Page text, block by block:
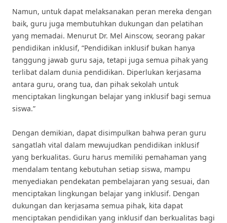
Namun, untuk dapat melaksanakan peran mereka dengan
baik, guru juga membutuhkan dukungan dan pelatihan
yang memadai. Menurut Dr. Mel Ainscow, seorang pakar
pendidikan inklusif, “Pendidikan inklusif bukan hanya
tanggung jawab guru saja, tetapi juga semua pihak yang
terlibat dalam dunia pendidikan. Diperlukan kerjasama
antara guru, orang tua, dan pihak sekolah untuk
menciptakan lingkungan belajar yang inklusif bagi semua
siswa.”
Dengan demikian, dapat disimpulkan bahwa peran guru
sangatlah vital dalam mewujudkan pendidikan inklusif
yang berkualitas. Guru harus memiliki pemahaman yang
mendalam tentang kebutuhan setiap siswa, mampu
menyediakan pendekatan pembelajaran yang sesuai, dan
menciptakan lingkungan belajar yang inklusif. Dengan
dukungan dan kerjasama semua pihak, kita dapat
menciptakan pendidikan yang inklusif dan berkualitas bagi